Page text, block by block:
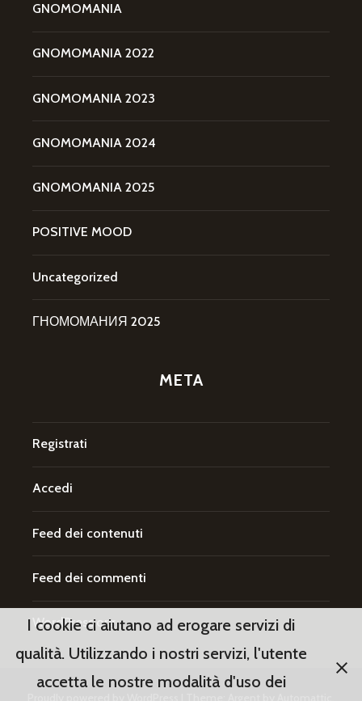
GNOMOMANIA
GNOMOMANIA 2022
GNOMOMANIA 2023
GNOMOMANIA 2024
GNOMOMANIA 2025
POSITIVE MOOD
Uncategorized
ГНОМОМАНИЯ 2025
META
Registrati
Accedi
Feed dei contenuti
Feed dei commenti
WordPress.org
I cookie ci aiutano ad erogare servizi di
qualità. Utilizzando i nostri servizi, l'utente
accetta le nostre modalità d'uso dei